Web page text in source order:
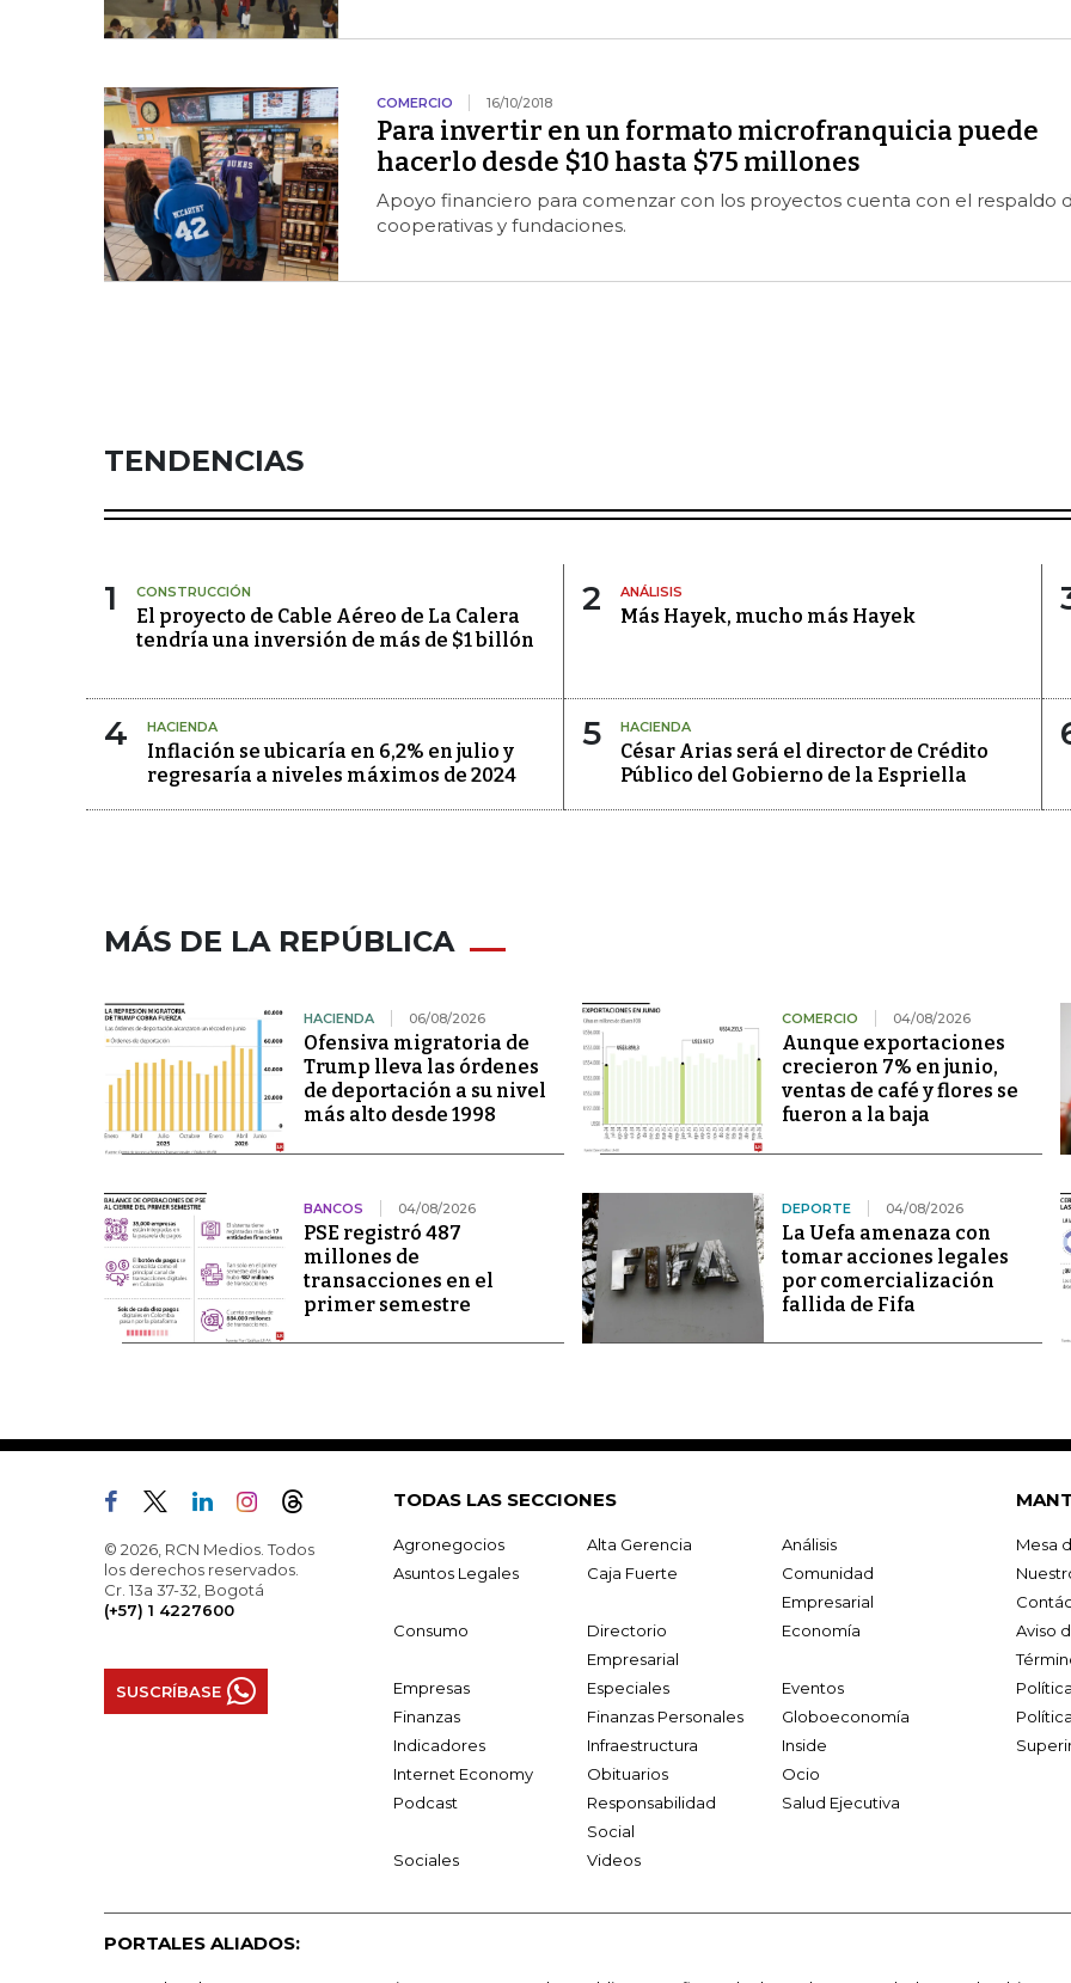
COMERCIO 16/10/2018
Para invertir en un formato microfranquicia puede
hacerlo desde $10 hasta $75 millones
Apoyo financiero para comenzar con los proyectos cuenta con el respaldo
cooperativas y fundaciones.
TENDENCIAS
1 CONSTRUCCIÓN
El proyecto de Cable Aéreo de La Calera
tendría una inversión de más de $1 billón
2 ANÁLISIS
Más Hayek, mucho más Hayek
4 HACIENDA
Inflación se ubicaría en 6,2% en julio y
regresaría a niveles máximos de 2024
5 HACIENDA
César Arias será el director de Crédito
Público del Gobierno de la Espriella
MÁS DE LA REPÚBLICA
HACIENDA 06/08/2026
Ofensiva migratoria de
Trump lleva las órdenes
de deportación a su nivel
más alto desde 1998
COMERCIO 04/08/2026
Aunque exportaciones
crecieron 7% en junio,
ventas de café y flores se
fueron a la baja
BANCOS 04/08/2026
PSE registró 487
millones de
transacciones en el
primer semestre
DEPORTE 04/08/2026
La Uefa amenaza con
tomar acciones legales
por comercialización
fallida de Fifa
© 2026, RCN Medios. Todos
los derechos reservados.
Cr. 13a 37-32, Bogotá
(+57) 1 4227600
SUSCRÍBASE
TODAS LAS SECCIONES
Agronegocios Alta Gerencia
Análisis
Asuntos Legales
Caja Fuerte
Comunidad
Empresarial
Consumo
Directorio
Empresarial
Economía
Empresas Especiales
Eventos
Finanzas
Finanzas Personales
Globoeconomía
Indicadores
Infraestructura
Inside
Internet Economy
Obituarios
Ocio
Podcast
Responsabilidad
Social
Salud Ejecutiva
Sociales Videos
Mesa
Aviso
PORTALES ALIADOS: